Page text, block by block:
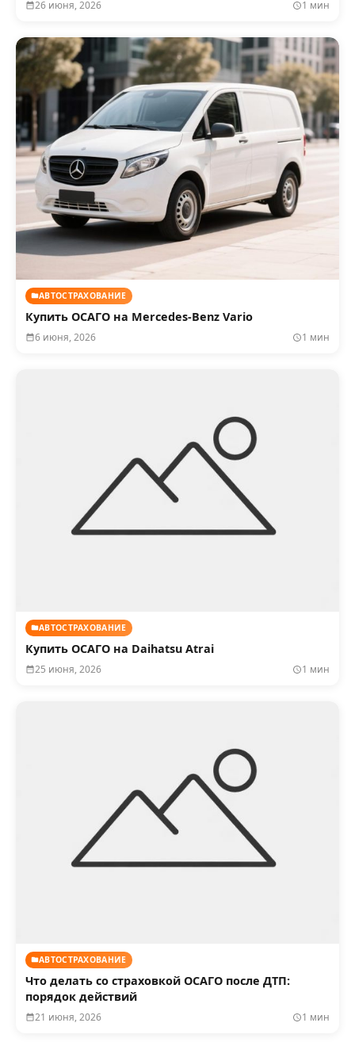
26 июня, 2026 1 мин
АВТОСТРАХОВАНИЕ
Купить ОСАГО на Mercedes‑Benz Vario
6 июня, 2026 1 мин
АВТОСТРАХОВАНИЕ
Купить ОСАГО на Daihatsu Atrai
25 июня, 2026 1 мин
АВТОСТРАХОВАНИЕ
Что делать со страховкой ОСАГО после ДТП:
порядок действий
21 июня, 2026 1 мин